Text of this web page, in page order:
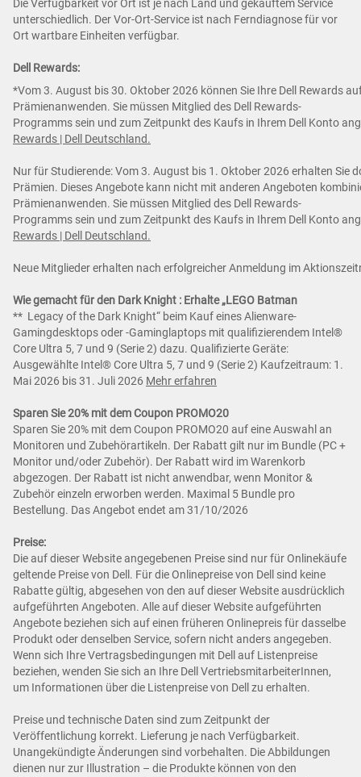
Die Verfügbarkeit vor Ort ist je nach Land und gekauftem Service
unterschiedlich. Der Vor-Ort-Service ist nach Ferndiagnose für vor
Ort wartbare Einheiten verfügbar.
Dell Rewards:
*Vom 3. August bis 30. Oktober 2026 können Sie Ihre Dell Rewards
Prämienanwenden. Sie müssen Mitglied des Dell Rewards-
Programms sein und zum Zeitpunkt des Kaufs in Ihrem Dell Konto
Rewards | Dell Deutschland.
Nur für Studierende: Vom 3. August bis 1. Oktober 2026 erhalten Sie
Prämien. Dieses Angebote kann nicht mit anderen Angeboten
Prämienanwenden. Sie müssen Mitglied des Dell Rewards-
Programms sein und zum Zeitpunkt des Kaufs in Ihrem Dell Konto
Rewards | Dell Deutschland.
Neue Mitglieder erhalten nach erfolgreicher Anmeldung im
Wie gemacht für den Dark Knight : Erhalte „LEGO Batman
** Legacy of the Dark Knight“ beim Kauf eines Alienware-
Gamingdesktops oder -Gaminglaptops mit qualifizierendem Intel®
Core Ultra 5, 7 und 9 (Serie 2) dazu. Qualifizierte Geräte:
Ausgewählte Intel® Core Ultra 5, 7 und 9 (Serie 2) Kaufzeitraum: 1.
Mai 2026 bis 31. Juli 2026 Mehr erfahren
Sparen Sie 20% mit dem Coupon PROMO20
Sparen Sie 20% mit dem Coupon PROMO20 auf eine Auswahl an
Monitoren und Zubehörartikeln. Der Rabatt gilt nur im Bundle (PC +
Monitor und/oder Zubehör). Der Rabatt wird im Warenkorb
abgezogen. Der Rabatt ist nicht anwendbar, wenn Monitor &
Zubehör einzeln erworben werden. Maximal 5 Bundle pro
Bestellung. Das Angebot endet am 31/10/2026
Preise:
Die auf dieser Website angegebenen Preise sind nur für Onlinekäufe
geltende Preise von Dell. Für die Onlinepreise von Dell sind keine
Rabatte gültig, abgesehen von den auf dieser Website ausdrücklich
aufgeführten Angeboten. Alle auf dieser Website aufgeführten
Angebote beziehen sich auf einen früheren Onlinepreis für dasselbe
Produkt oder denselben Service, sofern nicht anders angegeben.
Wenn sich Ihre Vertragsbedingungen mit Dell auf Listenpreise
beziehen, wenden Sie sich an Ihre Dell VertriebsmitarbeiterInnen,
um Informationen über die Listenpreise von Dell zu erhalten.
Preise und technische Daten sind zum Zeitpunkt der
Veröffentlichung korrekt. Lieferung je nach Verfügbarkeit.
Unangekündigte Änderungen sind vorbehalten. Die Abbildungen
dienen nur zur Illustration – die Produkte können von den